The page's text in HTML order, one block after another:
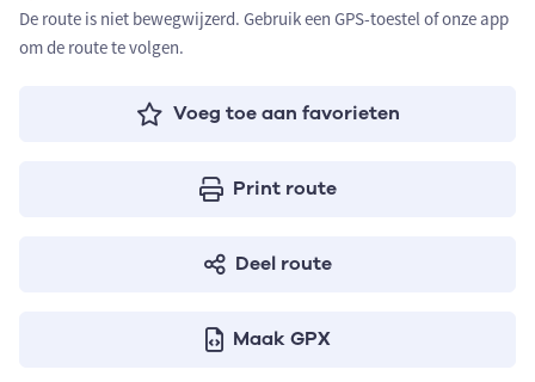
De route is niet bewegwijzerd. Gebruik een GPS-toestel of onze app
om de route te volgen.
Voeg toe aan favorieten
Print route
Deel route
Maak GPX